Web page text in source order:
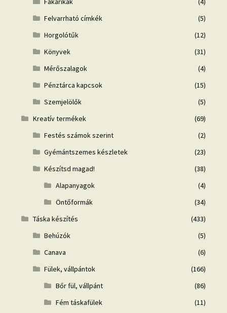
Felvarrható címkék
(5)
Horgolótűk
(12)
Könyvek
(31)
Mérőszalagok
(4)
Pénztárca kapcsok
(15)
Szemjelölők
(5)
Kreatív termékek
(69)
Festés számok szerint
(2)
Gyémántszemes készletek
(23)
Készítsd magad!
(38)
Alapanyagok
(4)
Öntőformák
(34)
Táska készítés
(433)
Behúzók
(5)
Canava
(6)
Fülek, vállpántok
(166)
Bőr fül, vállpánt
(86)
Fém táskafülek
(11)